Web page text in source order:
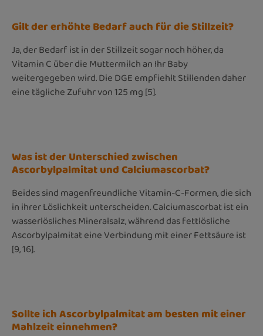
Gilt der erhöhte Bedarf auch für die Stillzeit?
Ja, der Bedarf ist in der Stillzeit sogar noch höher, da
Vitamin C über die Muttermilch an Ihr Baby
weitergegeben wird. Die DGE empfiehlt Stillenden daher
eine tägliche Zufuhr von 125 mg [5].
Was ist der Unterschied zwischen
Ascorbylpalmitat und Calciumascorbat?
Beides sind magenfreundliche Vitamin-C-Formen, die sich
in ihrer Löslichkeit unterscheiden. Calciumascorbat ist ein
wasserlösliches Mineralsalz, während das fettlösliche
Ascorbylpalmitat eine Verbindung mit einer Fettsäure ist
[9, 16].
Sollte ich Ascorbylpalmitat am besten mit einer
Mahlzeit einnehmen?